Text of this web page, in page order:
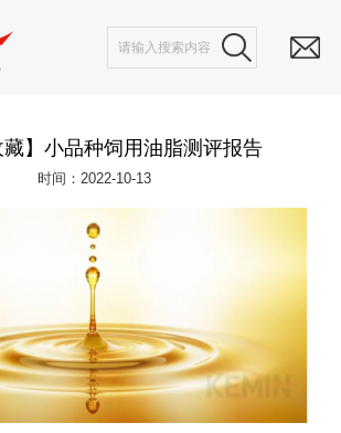
藏】小品种饲用油脂测评报告
时间：2022-10-13